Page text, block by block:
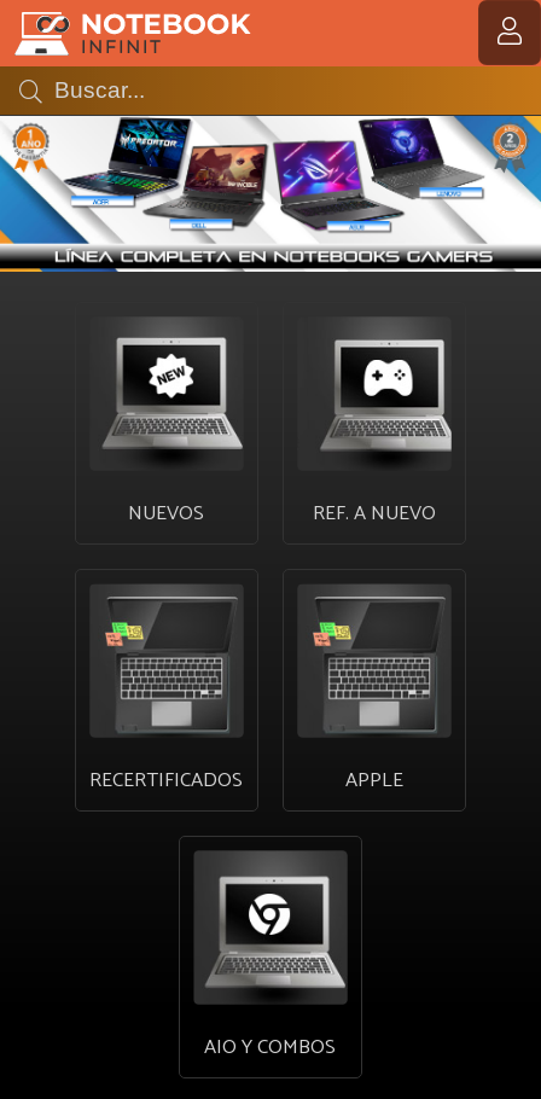
MI COMPRA
NUEVOS REF. A NUEVO
RECERTIFICADOS APPLE
AIO Y COMBOS